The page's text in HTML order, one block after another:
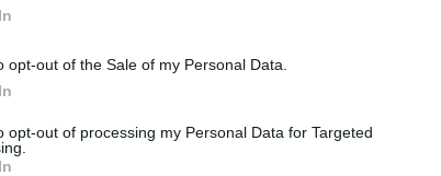
opt-out of the Sale of my Personal Data.
opt-out of processing my Personal Data for Targeted
στοGoogle Newsκαι μάθετε πρώτοιτα